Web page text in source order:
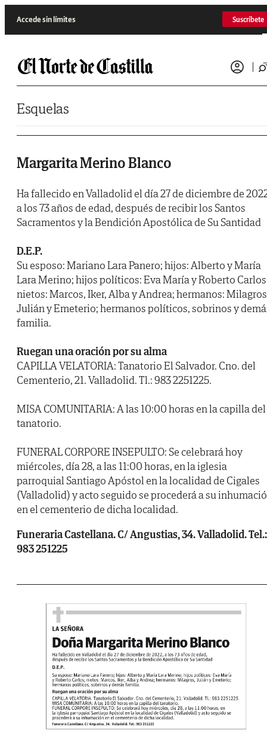
Accede sin límites Suscríbete
Esquelas
Margarita Merino Blanco
Ha fallecido en Valladolid el día 27 de diciembre de
a los 73 años de edad, después de recibir los Santos
Sacramentos y la Bendición Apostólica de Su Santidad
D.E.P.
Su esposo: Mariano Lara Panero; hijos: Alberto y María
Lara Merino; hijos políticos: Eva María y Roberto
nietos: Marcos, Iker, Alba y Andrea; hermanos:
Julián y Emeterio; hermanos políticos, sobrinos y
familia.
Ruegan una oración por su alma
CAPILLA VELATORIA: Tanatorio El Salvador. Cno. del
Cementerio, 21. Valladolid. Tl.: 983 2251225.
MISA COMUNITARIA: A las 10:00 horas en la capilla del
tanatorio.
FUNERAL CORPORE INSEPULTO: Se celebrará hoy
miércoles, día 28, a las 11:00 horas, en la iglesia
parroquial Santiago Apóstol en la localidad de Cigales
(Valladolid) y acto seguido se procederá a su
en el cementerio de dicha localidad.
Funeraria Castellana. C/ Angustias, 34. Valladolid. Tel.:
983 251225